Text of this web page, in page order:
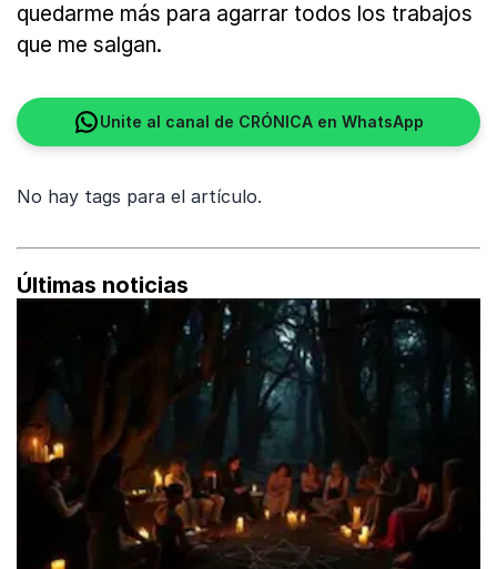
quedarme más para agarrar todos los trabajos
que me salgan.
Unite al canal de CRÓNICA en WhatsApp
No hay tags para el artículo.
Últimas noticias